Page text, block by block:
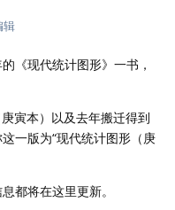
辑
《现代统计图形》一书，
寅本）以及去年搬迁得到
一版为“现代统计图形（庚
都将在这里更新。